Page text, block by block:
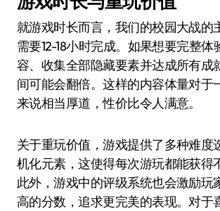
就游戏时长而言，我们的校园大战的
需要12-18小时完成。如果想要完整体
容、收集全部隐藏要素并达成所有成
间可能会翻倍。这样的内容体量对于
来说相当厚道，性价比令人满意。
关于重玩价值，游戏提供了多种难度
机化元素，这使得每次游玩都能获得
此外，游戏中的评级系统也会激励玩
高的分数，追求更完美的表现。对于